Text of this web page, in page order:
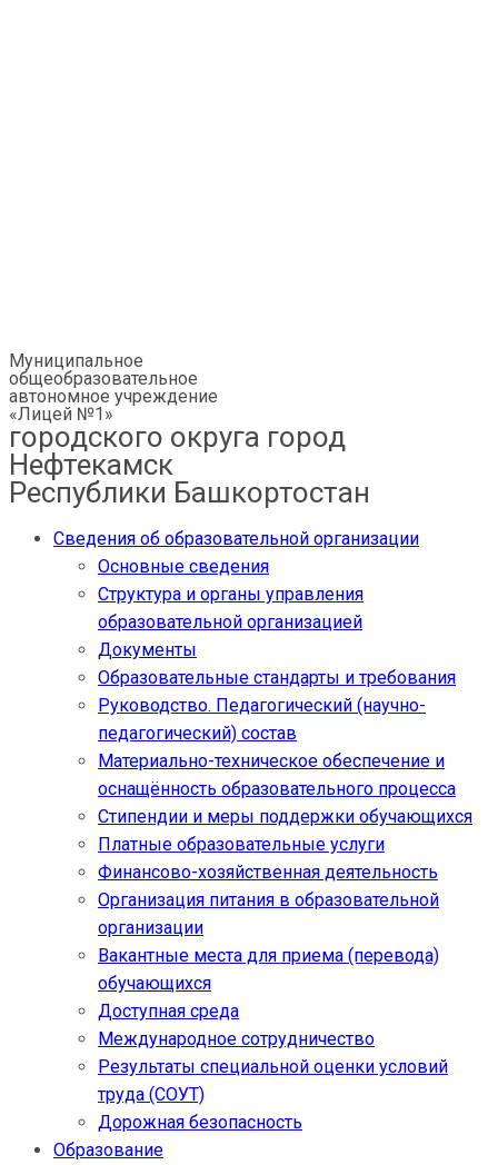
Муниципальное
общеобразовательное
автономное учреждение
«Лицей №1»
городского округа город
Нефтекамск
Республики Башкортостан
Сведения об образовательной организации
Основные сведения
Структура и органы управления
образовательной организацией
Документы
Образовательные стандарты и требования
Руководство. Педагогический (научно-
педагогический) состав
Материально-техническое обеспечение и
оснащённость образовательного процесса
Стипендии и меры поддержки обучающихся
Платные образовательные услуги
Финансово-хозяйственная деятельность
Организация питания в образовательной
организации
Вакантные места для приема (перевода)
обучающихся
Доступная среда
Международное сотрудничество
Результаты специальной оценки условий
труда (СОУТ)
Дорожная безопасность
Образование